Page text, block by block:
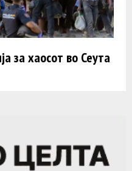
за хаосот во Сеута